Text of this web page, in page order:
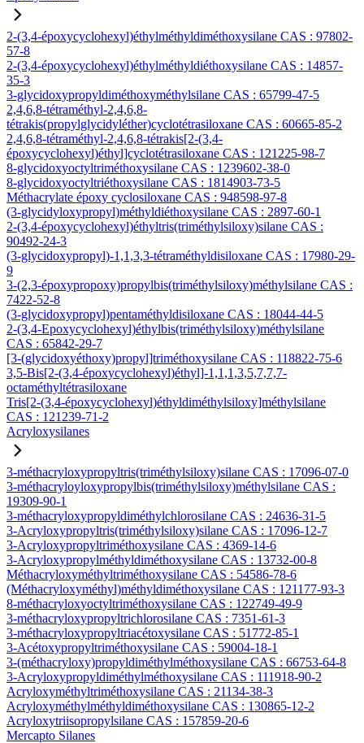
2-(3,4-époxycyclohexyl)éthylméthyldiméthoxysilane CAS : 97802-
57-8
2-(3,4-époxycyclohexyl)éthylméthyldiéthoxysilane CAS : 14857-
35-3
3-glycidoxypropyldiméthoxyméthylsilane CAS : 65799-47-5
2,4,6,8-tétraméthyl-2,4,6,8-
tétrakis(propylglycidyléther)cyclotétrasiloxane CAS : 60665-85-2
2,4,6,8-tétraméthyl-2,4,6,8-tétrakis[2-(3,4-
époxycyclohexyl)éthyl]cyclotétrasiloxane CAS : 121225-98-7
8-glycidoxyoctyltriméthoxysilane CAS : 1239602-38-0
8-glycidoxyoctyltriéthoxysilane CAS : 1814903-73-5
Méthacrylate époxy cyclosiloxane CAS : 948598-97-8
(3-glycidyloxypropyl)méthyldiéthoxysilane CAS : 2897-60-1
2-(3,4-époxycyclohexyl)éthyltris(triméthylsiloxy)silane CAS :
90492-24-3
(3-glycidoxypropyl)-1,1,3,3-tétraméthyldisiloxane CAS : 17980-29-
9
3-(2,3-époxypropoxy)propylbis(triméthylsiloxy)méthylsilane CAS :
7422-52-8
(3-glycidoxypropyl)pentaméthyldisiloxane CAS : 18044-44-5
2-(3,4-Epoxycyclohexyl)éthylbis(triméthylsiloxy)méthylsilane
CAS : 65842-29-7
[3-(glycidoxyéthoxy)propyl]triméthoxysilane CAS : 118822-75-6
3,5-Bis[2-(3,4-époxycyclohexyl)éthyl]-1,1,1,3,5,7,7,7-
octaméthyltétrasiloxane
Tris[2-(3,4-époxycyclohexyl)éthyldiméthylsiloxy]méthylsilane
CAS : 121239-71-2
Acryloxysilanes
3-méthacryloxypropyltris(triméthylsiloxy)silane CAS : 17096-07-0
3-méthacryloyloxypropylbis(triméthylsiloxy)méthylsilane CAS :
19309-90-1
3-méthacryloxypropyldiméthylchlorosilane CAS : 24636-31-5
3-Acryloxypropyltris(triméthylsiloxy)silane CAS : 17096-12-7
3-Acryloxypropyltriméthoxysilane CAS : 4369-14-6
3-Acryloxypropylméthyldiméthoxysilane CAS : 13732-00-8
Méthacryloxyméthyltriméthoxysilane CAS : 54586-78-6
(Méthacryloxyméthyl)méthyldiméthoxysilane CAS : 121177-93-3
8-méthacryloxyoctyltriméthoxysilane CAS : 122749-49-9
3-méthacryloxypropyltrichlorosilane CAS : 7351-61-3
3-méthacryloxypropyltriacétoxysilane CAS : 51772-85-1
3-Acétoxypropyltriméthoxysilane CAS : 59004-18-1
3-(méthacryloxy)propyldiméthylméthoxysilane CAS : 66753-64-8
3-Acryloxypropyldiméthylméthoxysilane CAS : 111918-90-2
Acryloxyméthyltriméthoxysilane CAS : 21134-38-3
Acryloxyméthylméthyldiméthoxysilane CAS : 130865-12-2
Acryloxytriisopropylsilane CAS : 157859-20-6
Mercapto Silanes